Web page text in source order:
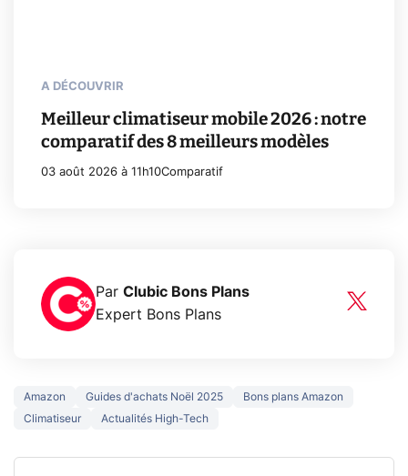
A DÉCOUVRIR
Meilleur climatiseur mobile 2026 : notre
comparatif des 8 meilleurs modèles
03 août 2026 à 11h10Comparatif
Par Clubic Bons Plans
Expert Bons Plans
Amazon Guides d'achats Noël 2025
Bons plans Amazon
Climatiseur
Actualités High-Tech